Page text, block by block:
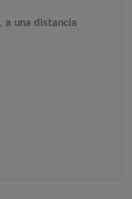
a una distancia